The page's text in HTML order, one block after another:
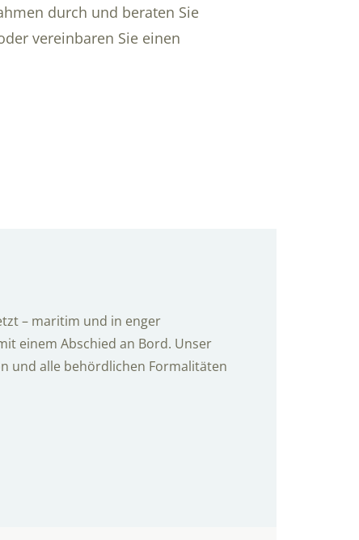
durch und beraten Sie
vereinbaren Sie einen
– maritim und in enger
einem Abschied an Bord. Unser
und alle behördlichen Formalitäten